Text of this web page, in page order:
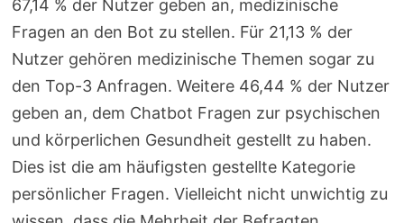
67,14 % der Nutzer geben an, medizinische
Fragen an den Bot zu stellen. Für 21,13 % der
Nutzer gehören medizinische Themen sogar zu
den Top-3 Anfragen. Weitere 46,44 % der Nutzer
geben an, dem Chatbot Fragen zur psychischen
und körperlichen Gesundheit gestellt zu haben.
Dies ist die am häufigsten gestellte Kategorie
persönlicher Fragen. Vielleicht nicht unwichtig zu